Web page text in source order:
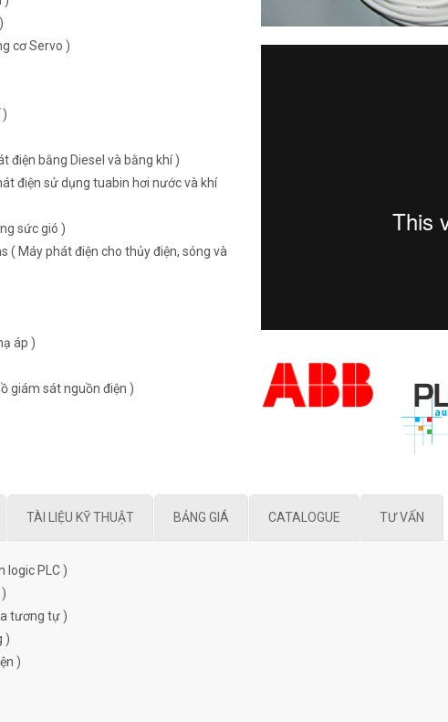
cơ Servo )
)
điện bằng Diesel và bằng khí )
điện sử dụng tuabin hơi nước và khí
sức gió )
( Máy phát điện cho thủy điện, sóng và
áp )
giám sát nguồn điện )
TÀI LIỆU KỸ THUẬT BẢNG GIÁ CATALOGUE TƯ VẤN
logic PLC )
tương tự )
)
)